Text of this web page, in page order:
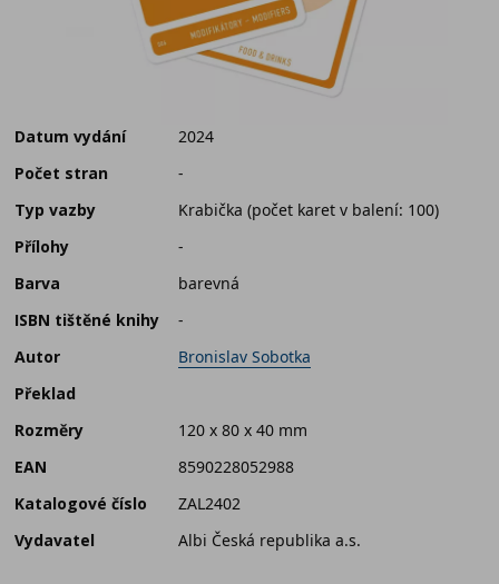
Datum vydání
2024
Počet stran
-
Typ vazby
Krabička (počet karet v balení: 100)
Přílohy
-
Barva
barevná
ISBN tištěné knihy
-
Autor
Bronislav Sobotka
Překlad
Rozměry
120 x 80 x 40 mm
EAN
8590228052988
Katalogové číslo
ZAL2402
Vydavatel
Albi Česká republika a.s.